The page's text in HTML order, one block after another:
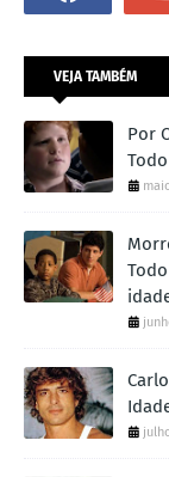
VEJA TAMBÉM
Por